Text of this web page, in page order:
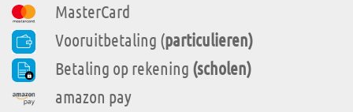
MasterCard
Vooruitbetaling (particulieren)
Betaling op rekening (scholen)
amazon pay